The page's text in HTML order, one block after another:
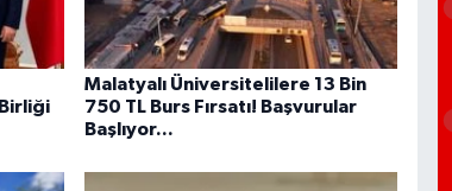
Malatyalı Üniversitelilere 13 Bin
750 TL Burs Fırsatı! Başvurular
Başlıyor...